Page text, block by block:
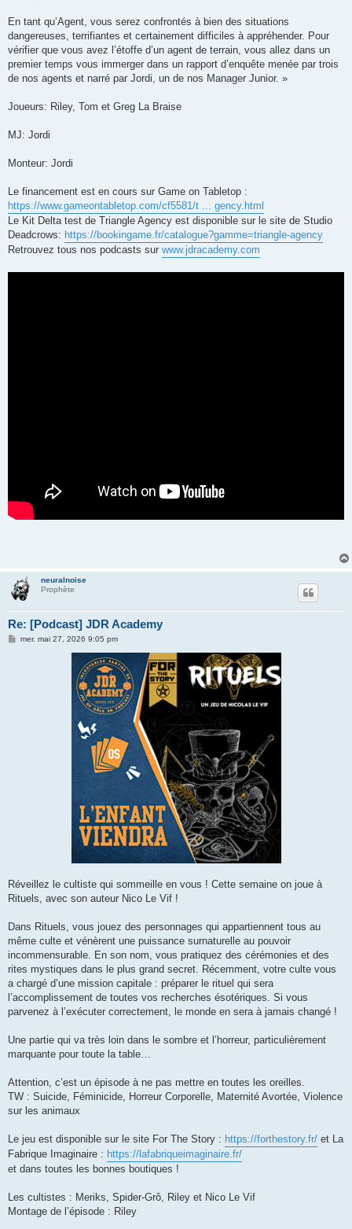
En tant qu’Agent, vous serez confrontés à bien des situations
dangereuses, terrifiantes et certainement difficiles à appréhender. Pour
vérifier que vous avez l’étoffe d’un agent de terrain, vous allez dans un
premier temps vous immerger dans un rapport d’enquête menée par trois
de nos agents et narré par Jordi, un de nos Manager Junior. »
Joueurs: Riley, Tom et Greg La Braise
MJ: Jordi
Monteur: Jordi
Le financement est en cours sur Game on Tabletop :
https://www.gameontabletop.com/cf5581/t ... gency.html
Le Kit Delta test de Triangle Agency est disponible sur le site de Studio
Deadcrows: https://bookingame.fr/catalogue?gamme=triangle-agency
Retrouvez tous nos podcasts sur www.jdracademy.com
neuralnoise
Prophète
Re: [Podcast] JDR Academy
Mmer. mai 27, 2026 9:05 pm
Réveillez le cultiste qui sommeille en vous ! Cette semaine on joue à
Rituels, avec son auteur Nico Le Vif !
Dans Rituels, vous jouez des personnages qui appartiennent tous au
même culte et vénèrent une puissance surnaturelle au pouvoir
incommensurable. En son nom, vous pratiquez des cérémonies et des
rites mystiques dans le plus grand secret. Récemment, votre culte vous
a chargé d’une mission capitale : préparer le rituel qui sera
l’accomplissement de toutes vos recherches ésotériques. Si vous
parvenez à l’exécuter correctement, le monde en sera à jamais changé !
Une partie qui va très loin dans le sombre et l’horreur, particulièrement
marquante pour toute la table…
Attention, c’est un épisode à ne pas mettre en toutes les oreilles.
TW : Suicide, Féminicide, Horreur Corporelle, Maternité Avortée, Violence
sur les animaux
Le jeu est disponible sur le site For The Story : https://forthestory.fr/ et La
Fabrique Imaginaire : https://lafabriqueimaginaire.fr/
et dans toutes les bonnes boutiques !
Les cultistes : Meriks, Spider-Grô, Riley et Nico Le Vif
Montage de l’épisode : Riley